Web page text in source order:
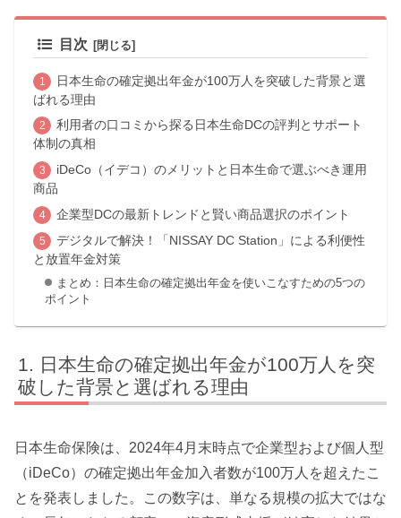
目次
日本生命の確定拠出年金が100万人を突破した背景と選
ばれる理由
利用者の口コミから探る日本生命DCの評判とサポート
体制の真相
iDeCo（イデコ）のメリットと日本生命で選ぶべき運用
商品
企業型DCの最新トレンドと賢い商品選択のポイント
デジタルで解決！「NISSAY DC Station」による利便性
と放置年金対策
まとめ：日本生命の確定拠出年金を使いこなすための5つの
ポイント
日本生命の確定拠出年金が100万人を突
破した背景と選ばれる理由
日本生命保険は、2024年4月末時点で企業型および個人型
（iDeCo）の確定拠出年金加入者数が100万人を超えたこ
とを発表しました。この数字は、単なる規模の拡大ではな